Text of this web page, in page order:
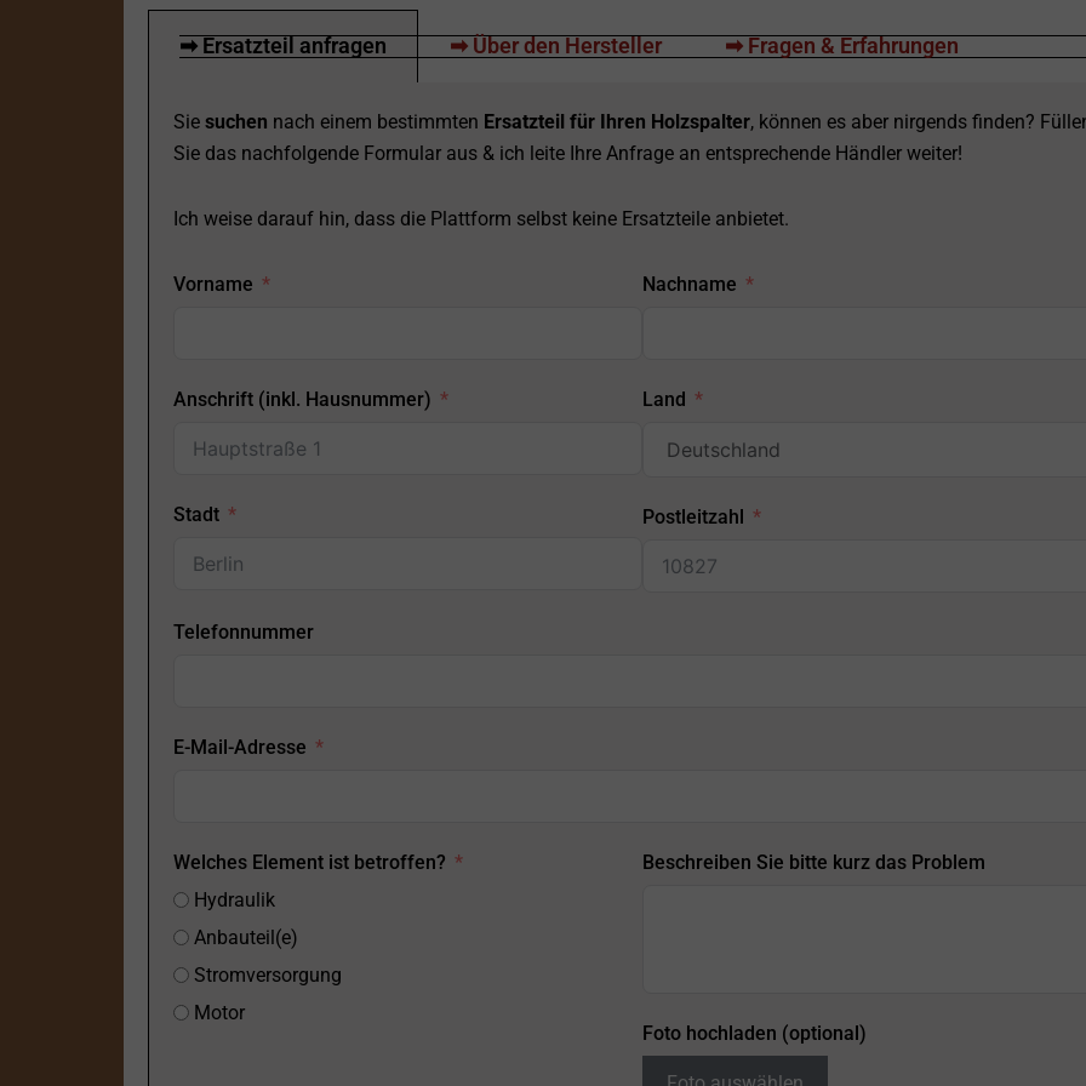
➡ Ersatzteil anfragen ➡ Über den Hersteller ➡ Fragen & Erfahrungen
Sie suchen nach einem bestimmten Ersatzteil für Ihren Holzspalter, können es aber nirgends finden?
Sie das nachfolgende Formular aus & ich leite Ihre Anfrage an entsprechende Händler weiter!
Ich weise darauf hin, dass die Plattform selbst keine Ersatzteile anbietet.
Vorname Nachname
Anschrift (inkl. Hausnummer)
Stadt
Land
Postleitzahl
Telefonnummer
E-Mail-Adresse
Welches Element ist betroffen?
Hydraulik
Anbauteil(e)
Stromversorgung
Motor
Beschreiben Sie bitte kurz das Problem
Foto hochladen (optional)